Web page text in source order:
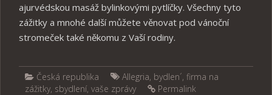
ajurvédskou masáž bylinkovými pytlíčky. Všechny tyto
zážitky a mnohé další můžete věnovat pod vánoční
stromeček také někomu z Vaší rodiny.
Česká republika Allegria, bydlen´, firma na
zážitky, sbydlení, vaše zprávy Permalink